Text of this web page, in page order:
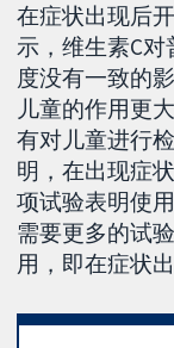
在症状出现后
示，维生素C
度没有一致的
儿童的作用更
有对儿童进行
明，在出现症
项试验表明使
需要更多的试
用，即在症状